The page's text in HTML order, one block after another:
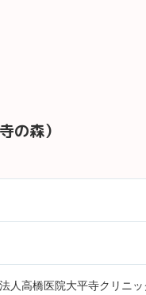
の森）
人高橋医院大平寺クリニッ